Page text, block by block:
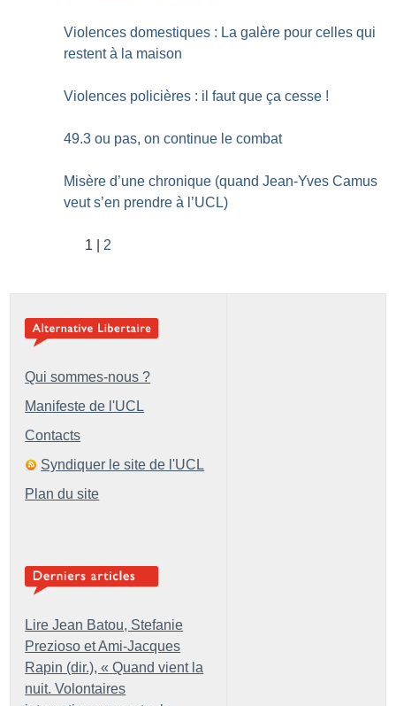
Violences domestiques : La galère pour celles qui
restent à la maison
Violences policières : il faut que ça cesse !
49.3 ou pas, on continue le combat
Misère d’une chronique (quand Jean-Yves Camus
veut s’en prendre à l’UCL)
1 2
Qui sommes-nous ?
Manifeste de l'UCL
Contacts
Syndiquer le site de l'UCL
Plan du site
Lire Jean Batou, Stefanie
Prezioso et Ami-Jacques
Rapin (dir.), « Quand vient la
nuit. Volontaires